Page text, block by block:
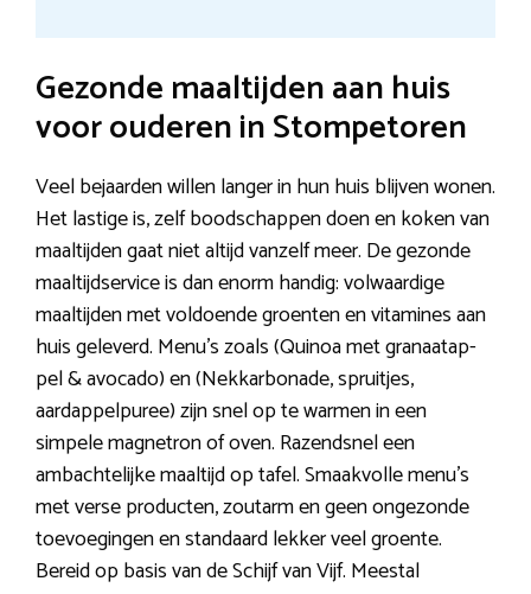
Gezonde maaltijden aan huis
voor ouderen in Stompetoren
Veel bejaarden willen langer in hun huis blijven wonen.
Het lastige is, zelf boodschappen doen en koken van
maaltijden gaat niet altijd vanzelf meer. De gezonde
maaltijdservice is dan enorm handig: volwaardige
maaltijden met voldoende groenten en vitamines aan
huis geleverd. Menu’s zoals (Quinoa met gra­naat­ap­
pel & avo­ca­do) en (Nekkarbonade, spruitjes,
aardappelpuree) zijn snel op te warmen in een
simpele magnetron of oven. Razendsnel een
ambachtelijke maaltijd op tafel. Smaakvolle menu’s
met verse producten, zoutarm en geen ongezonde
toevoegingen en standaard lekker veel groente.
Bereid op basis van de Schijf van Vijf. Meestal